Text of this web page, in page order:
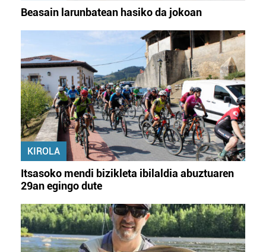
Beasain larunbatean hasiko da jokoan
KIROLA
Itsasoko mendi bizikleta ibilaldia abuztuaren
29an egingo dute